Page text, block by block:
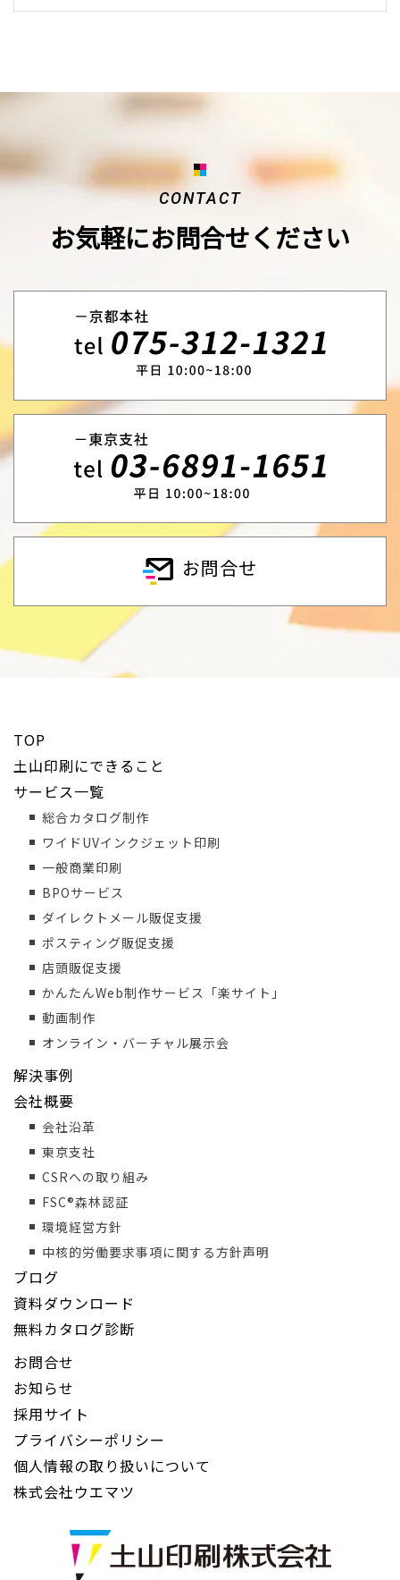
CONTACT
お気軽にお問合せください
お問合せ
TOP
土山印刷にできること
サービス一覧
総合カタログ制作
ワイドUVインクジェット印刷
一般商業印刷
BPOサービス
ダイレクトメール販促支援
ポスティング販促支援
店頭販促支援
かんたんWeb制作サービス「楽サイト」
動画制作
オンライン・バーチャル展示会
解決事例
会社概要
会社沿革
東京支社
CSRへの取り組み
FSC®森林認証
環境経営方針
中核的労働要求事項に関する方針声明
ブログ
資料ダウンロード
無料カタログ診断
お問合せ
お知らせ
採用サイト
プライバシーポリシー
個人情報の取り扱いについて
株式会社ウエマツ